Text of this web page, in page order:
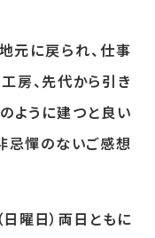
元に戻られ、仕事
房、先代から引き
ように建つと良い
忌憚のないご感想
曜日）両日ともに